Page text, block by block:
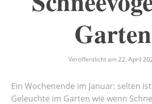
Garten
Veröffentlicht am 22. April
Ein Wochenende im Januar: selten
Geleuchte im Garten wie wenn